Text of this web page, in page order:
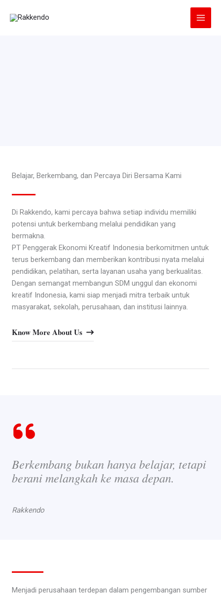
Belajar, Berkembang, dan Percaya Diri Bersama Kami
Di Rakkendo, kami percaya bahwa setiap individu memiliki
potensi untuk berkembang melalui pendidikan yang
bermakna.
PT Penggerak Ekonomi Kreatif Indonesia berkomitmen untuk
terus berkembang dan memberikan kontribusi nyata melalui
pendidikan, pelatihan, serta layanan usaha yang berkualitas.
Dengan semangat membangun SDM unggul dan ekonomi
kreatif Indonesia, kami siap menjadi mitra terbaik untuk
masyarakat, sekolah, perusahaan, dan institusi lainnya.
Know More About Us
Berkembang bukan hanya belajar, tetapi
berani melangkah ke masa depan.
Rakkendo
Menjadi perusahaan terdepan dalam pengembangan sumber